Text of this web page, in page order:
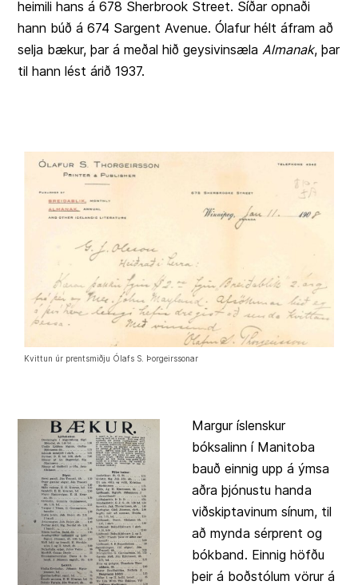
heimili hans á 678 Sherbrook Street. Síðar opnaði
hann búð á 674 Sargent Avenue. Ólafur hélt áfram að
selja bækur, þar á meðal hið geysivinsælaAlmanak, þar
til hann lést árið 1937.
Kvittun úr prentsmiðju Ólafs S. Þorgeirssonar
Margur íslenskur
bóksalinn í Manitoba
bauð einnig upp á ýmsa
aðra þjónustu handa
viðskiptavinum sínum, til
að mynda sérprent og
bókband. Einnig höfðu
þeir á boðstólum vörur á